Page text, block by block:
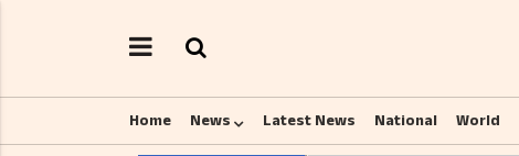
Home News Latest News National World